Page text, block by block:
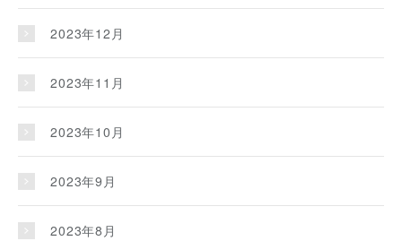
2023年12月
2023年11月
2023年10月
2023年9月
2023年8月